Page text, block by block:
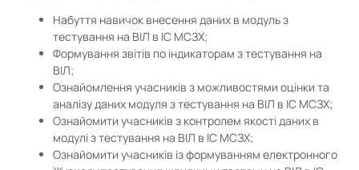
Набуття навичок внесення даних в модуль з
тестування на ВІЛ в ІС МСЗХ;
Формування звітів по індикаторам з тестування на
ВІЛ;
Ознайомлення учасників з можливостями оцінки та
аналізу даних модуля з тестування на ВІЛ в ІС МСЗХ;
Ознайомити учасників з контролем якості даних в
модулі з тестування на ВІЛ в ІС МСЗХ;
Ознайомити учасників із формуванням електронного